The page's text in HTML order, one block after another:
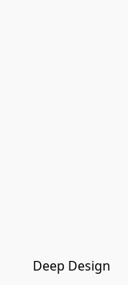
Deep Design